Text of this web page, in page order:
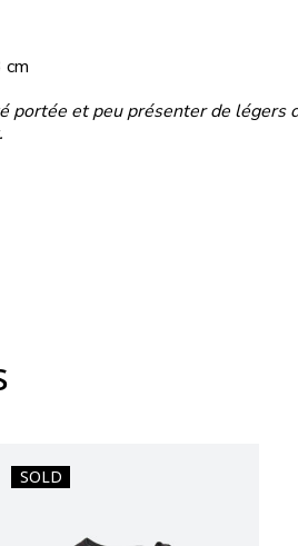
cm
portée et peu présenter de légers
SOLD